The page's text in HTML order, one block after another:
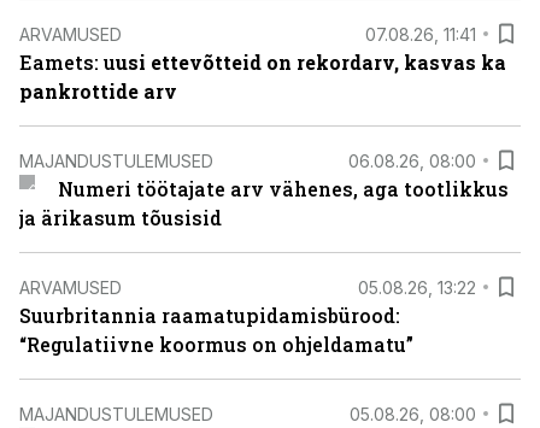
ARVAMUSED 07.08.26, 11:41
Eamets: uusi ettevõtteid on rekordarv, kasvas ka
pankrottide arv
MAJANDUSTULEMUSED 06.08.26, 08:00
Numeri töötajate arv vähenes, aga tootlikkus
ja ärikasum tõusisid
ARVAMUSED 05.08.26, 13:22
Suurbritannia raamatupidamisbürood:
“Regulatiivne koormus on ohjeldamatu”
MAJANDUSTULEMUSED 05.08.26, 08:00